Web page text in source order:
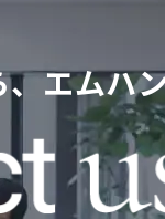
、エムハ